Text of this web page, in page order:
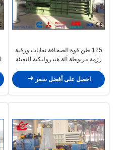
125 طن قوة الصحافة نفايات ورقية
رزمة مربوطة آلة هيدروليكية التعبئة
احصل على أفضل سعر